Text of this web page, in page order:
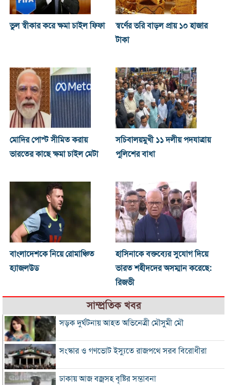
ভুল স্বীকার করে ক্ষমা চাইল ফিফা
স্বর্ণের ভরি বাড়ল প্রায় ১০ হাজার
টাকা
মোদির পোস্ট সীমিত করায়
ভারতের কাছে ক্ষমা চাইল মেটা
সচিবালয়মুখী ১১ দলীয় পদযাত্রায়
পুলিশের বাধা
বাংলাদেশকে নিয়ে রোমাঞ্চিত
হ্যাজলউড
হাসিনাকে বক্তব্যের সুযোগ দিয়ে
ভারত শহীদদের অসম্মান করেছে:
রিজভী
সাম্প্রতিক খবর
সড়ক দুর্ঘটনায় আহত অভিনেত্রী মৌসুমী মৌ
সংস্কার ও গণভোট ইস্যুতে রাজপথে সরব বিরোধীরা
ঢাকায় আজ বজ্রসহ বৃষ্টির সম্ভাবনা